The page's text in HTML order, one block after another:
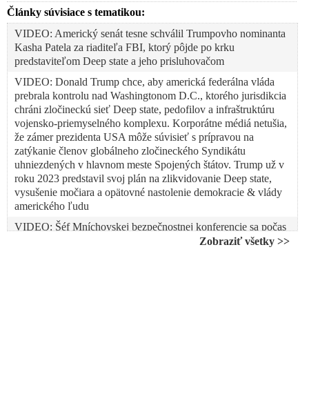
Články súvisiace s tematikou:
VIDEO: Americký senát tesne schválil Trumpovho nominanta
Kasha Patela za riaditeľa FBI, ktorý pôjde po krku
predstaviteľom Deep state a jeho prisluhovačom
VIDEO: Donald Trump chce, aby americká federálna vláda
prebrala kontrolu nad Washingtonom D.C., ktorého jurisdikcia
chráni zločineckú sieť Deep state, pedofilov a infraštruktúru
vojensko-priemyselného komplexu. Korporátne médiá netušia,
že zámer prezidenta USA môže súvisieť s prípravou na
zatýkanie členov globálneho zločineckého Syndikátu
uhniezdených v hlavnom meste Spojených štátov. Trump už v
roku 2023 predstavil svoj plán na zlikvidovanie Deep state,
vysušenie močiara a opätovné nastolenie demokracie & vlády
amerického ľudu
VIDEO: Šéf Mníchovskej bezpečnostnej konferencie sa počas
záverečného príhovoru zosypal. Dôvodom je prejavZobraziť všetky >>